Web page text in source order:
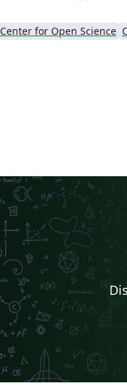
Center for Open Science